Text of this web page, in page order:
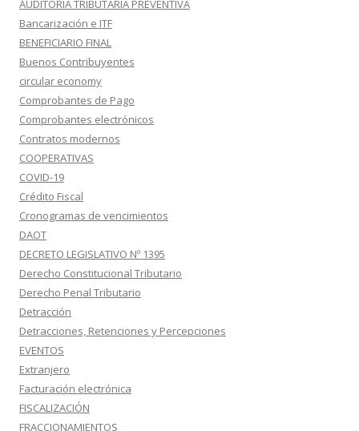
AUDITORIA TRIBUTARIA PREVENTIVA
Bancarización e ITF
BENEFICIARIO FINAL
Buenos Contribuyentes
circular economy
Comprobantes de Pago
Comprobantes electrónicos
Contratos modernos
COOPERATIVAS
COVID-19
Crédito Fiscal
Cronogramas de vencimientos
DAOT
DECRETO LEGISLATIVO Nº 1395
Derecho Constitucional Tributario
Derecho Penal Tributario
Detracción
Detracciones, Retenciones y Percepciones
EVENTOS
Extranjero
Facturación electrónica
FISCALIZACIÓN
FRACCIONAMIENTOS